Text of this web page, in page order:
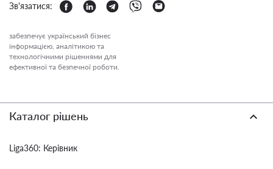
Зв'язатися:
забезпечує український бізнес
інформацією, аналітикою та
технологічними рішеннями для
ефективної та безпечної роботи.
Каталог рішень
Liga360: Керівник